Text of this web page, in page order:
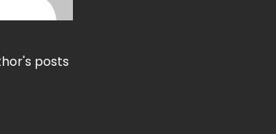
posts